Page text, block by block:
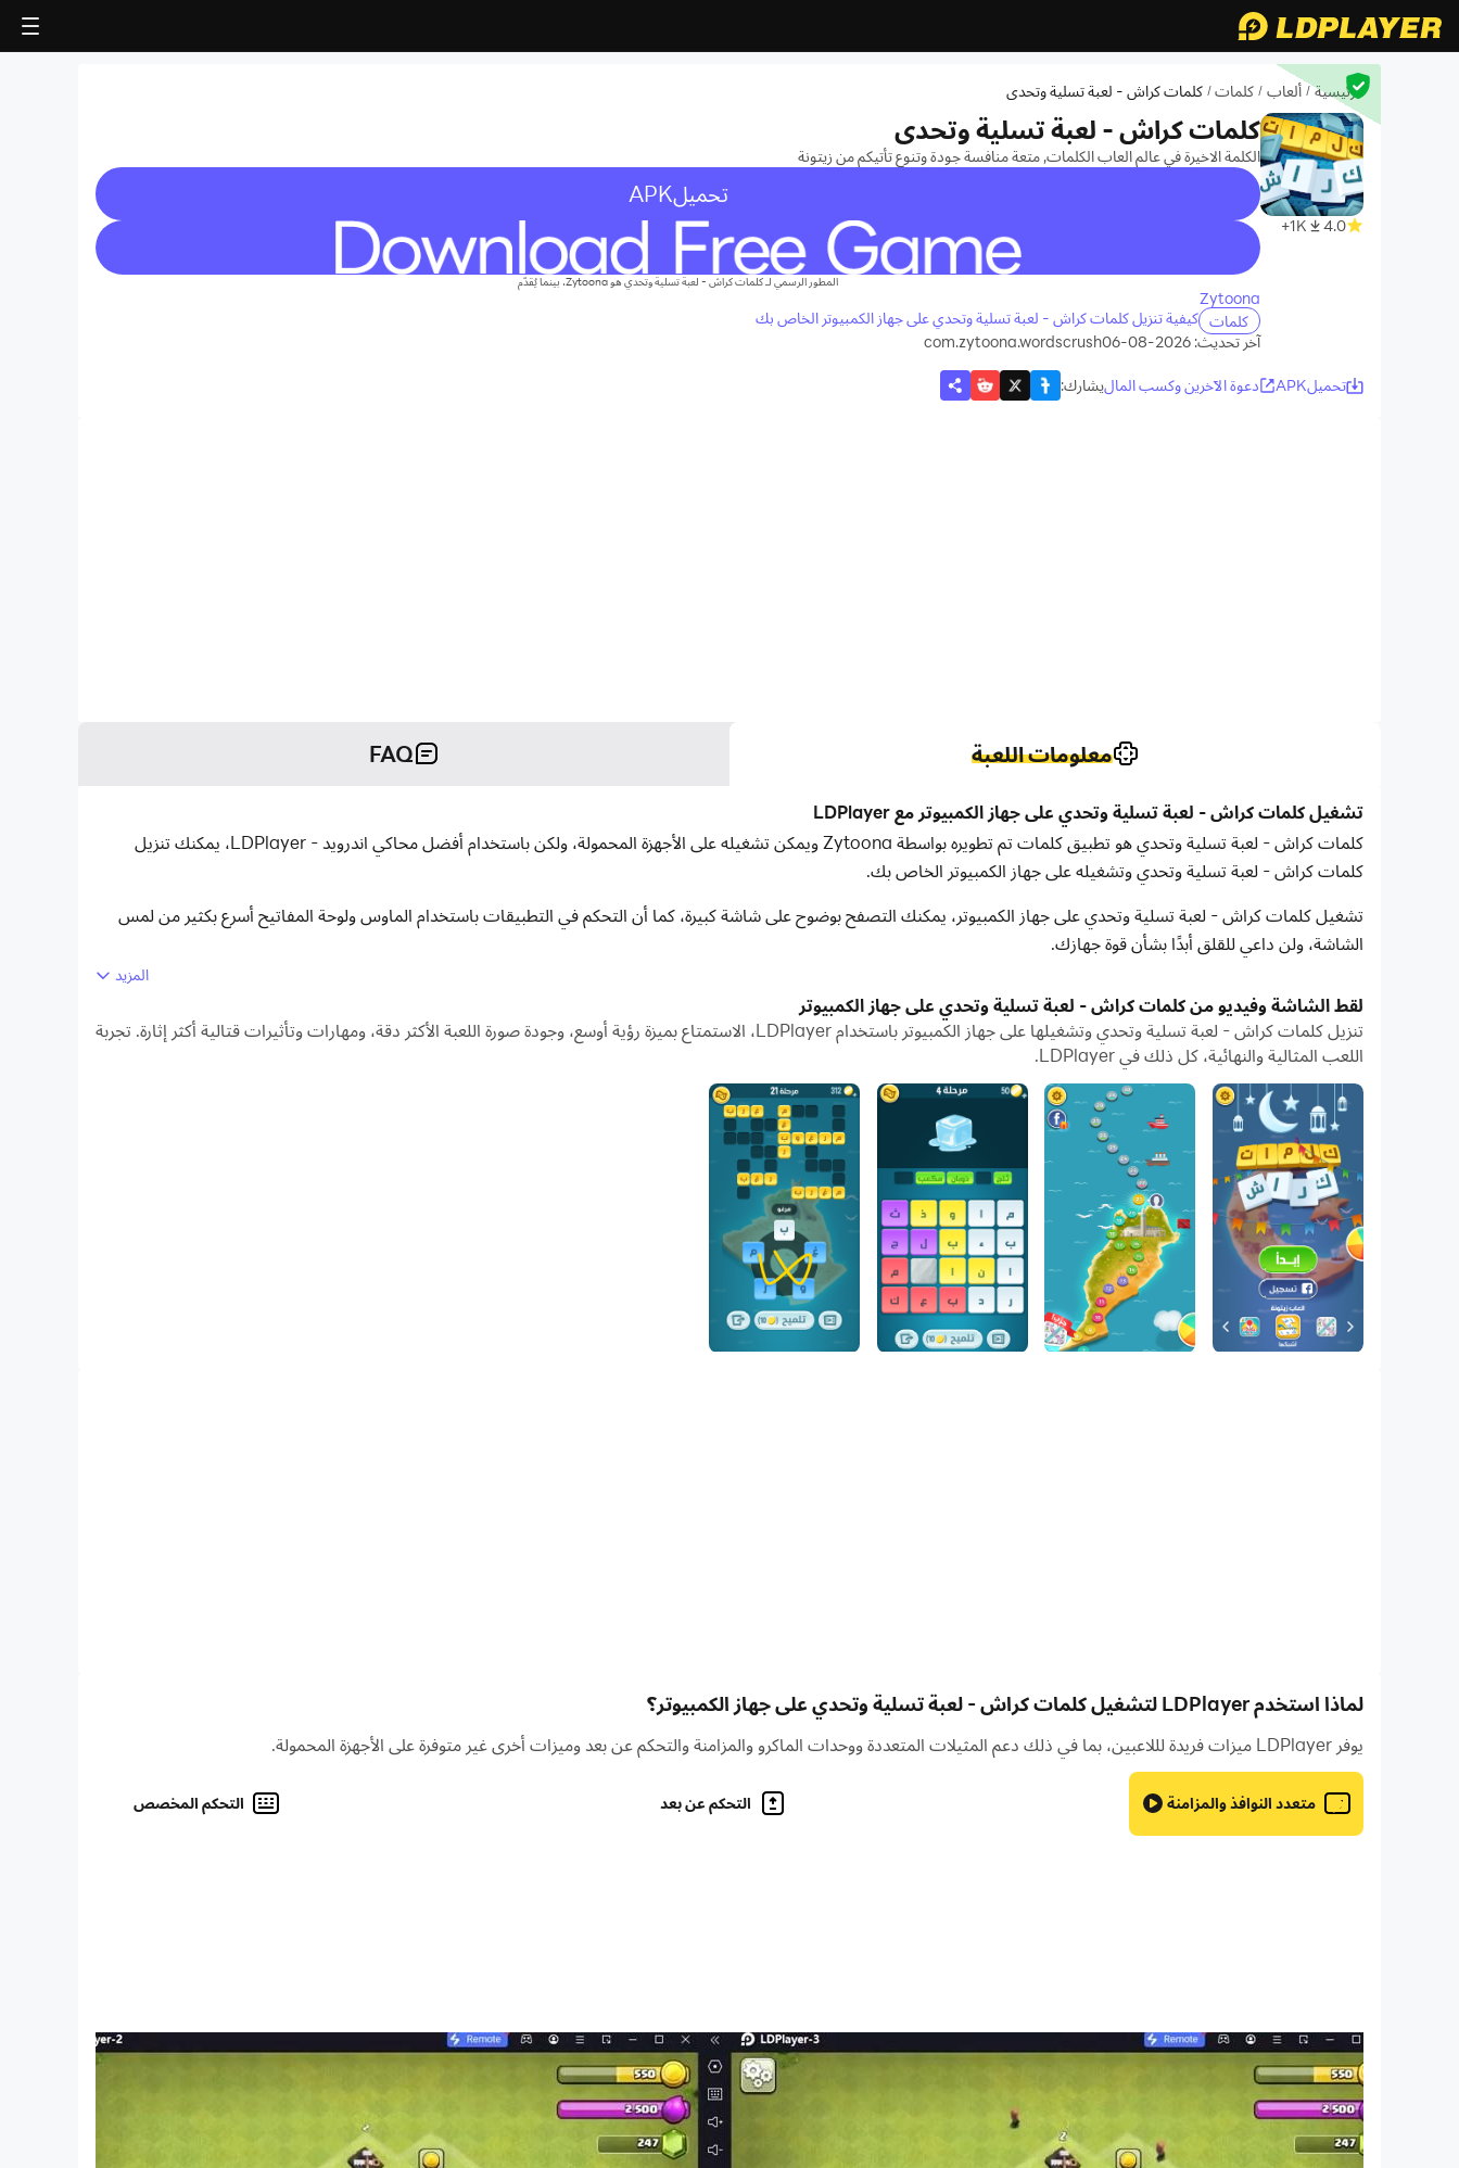
الرئيسية / ألعاب / كلمات / كلمات كراش - لعبة تسلية وتحدي
4.0
1K+
كلمات كراش - لعبة تسلية وتحدي
الكلمة الاخيرة في عالم العاب الكلمات, متعة منافسة جودة وتنوع تأتيكم من زيتونة
تحميلAPK
recommend
المطور الرسمي لـ كلمات كراش - لعبة تسلية وتحدي هو Zytoona، بينما يُقدّم
Zytoona
كلمات كيفية تنزيل كلمات كراش - لعبة تسلية وتحدي على جهاز الكمبيوتر الخاص بك
آخر تحديث: 2026-08-06
com.zytoona.wordscrush
تحميلAPK دعوة الآخرين وكسب الماليشارك:
معلومات اللعبة FAQ
تشغيل كلمات كراش - لعبة تسلية وتحدي على جهاز الكمبيوتر مع LDPlayer
كلمات كراش - لعبة تسلية وتحدي هو تطبيق كلمات تم تطويره بواسطة Zytoona ويمكن تشغيله على الأجهزة المحمولة، ولكن باستخدام أفضل محاكي اندرويد - LDPlayer، يمكنك تنزيل
كلمات كراش - لعبة تسلية وتحدي وتشغيله على جهاز الكمبيوتر الخاص بك.
تشغيل كلمات كراش - لعبة تسلية وتحدي على جهاز الكمبيوتر، يمكنك التصفح بوضوح على شاشة كبيرة، كما أن التحكم في التطبيقات باستخدام الماوس ولوحة المفاتيح أسرع بكثير من لمس
الشاشة، ولن داعي للقلق أبدًا بشأن قوة جهازك.
تعمل وظيفة نقل الملفات بين المحاكي والكمبيوتر على تسهيل مشاركة الصور ومقاطع الفيديو والملفات.
قم بتنزيل كلمات كراش - لعبة تسلية وتحدي وتشغيله على جهاز الكمبيوتر الآن واستمتع بالشاشة الكبيرة وجودة الصورة عالية الوضوح لإصدار الكمبيوتر الشخصي!
استكشف خارطة العالم العربي عن طريق حل المراحل المتنوعة والشيقة,
بدون منازع أفضل لعبة كلمات عربية شاملة وبجودة عالية من زيتونة.
تجمع بين المنافسة والتعاون بين الاصدقاء وافراد العائلة.
تسابق مع اصدقائك في الفيسبوك , الخارطة تشمل مئات المراحل, بانواع مختلفة, اكتشف المثل وكلمة السر وكلمات متقاطعة و لعبة الكنز. لعبة مليئة بالتسلية والتشويق, وتحتاج لحدة في
التفكير ودقة ملاحظة
المزيد
لقط الشاشة وفيديو من كلمات كراش - لعبة تسلية وتحدي على جهاز الكمبيوتر
تنزيل كلمات كراش - لعبة تسلية وتحدي وتشغيلها على جهاز الكمبيوتر باستخدام LDPlayer، الاستمتاع بميزة رؤية أوسع، وجودة صورة اللعبة الأكثر دقة، ومهارات وتأثيرات قتالية أكثر إثارة. تجربة
اللعب المثالية والنهائية، كل ذلك في LDPlayer.
لماذا استخدم LDPlayer لتشغيل كلمات كراش - لعبة تسلية وتحدي على جهاز الكمبيوتر؟
يوفر LDPlayer ميزات فريدة لللاعبين، بما في ذلك دعم المثيلات المتعددة ووحدات الماكرو والمزامنة والتحكم عن بعد وميزات أخرى غير متوفرة على الأجهزة المحمولة.
متعدد النوافذ والمزامنة التحكم عن بعد التحكم المخصص